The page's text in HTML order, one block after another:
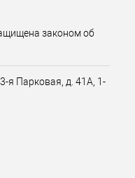
законом об
я Парковая, д. 41А, 1-